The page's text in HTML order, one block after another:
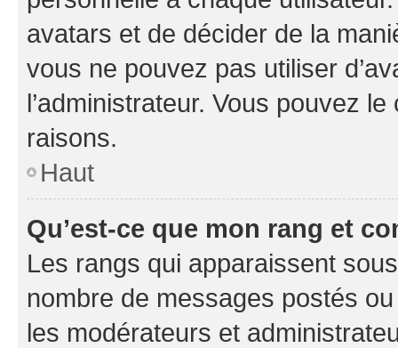
avatars et de décider de la
vous ne pouvez pas utiliser
l’administrateur. Vous pouvez
raisons.
Haut
Qu’est-ce que mon rang et
Les rangs qui apparaissent
nombre de messages postés
les modérateurs et